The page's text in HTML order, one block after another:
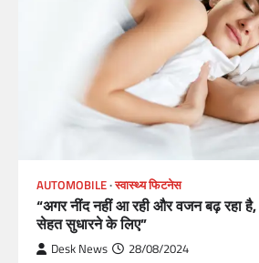
AUTOMOBILE स्वास्थ्य फिटनेस
“अगर नींद नहीं आ रही और वजन बढ़ रहा है,
सेहत सुधारने के लिए”
Desk News 28/08/2024